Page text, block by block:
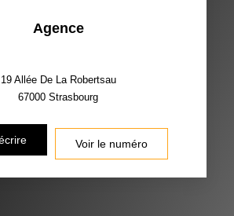
Agence
19 Allée De La Robertsau
67000 Strasbourg
Voir le numéro